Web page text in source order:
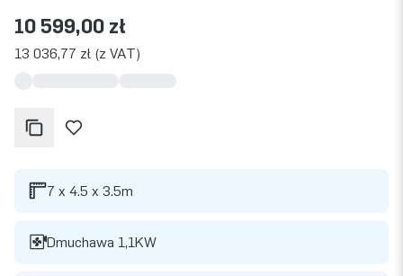
10 599,00 zł
13 036,77 zł (z VAT)
7 x 4.5 x 3.5m
Dmuchawa 1,1KW